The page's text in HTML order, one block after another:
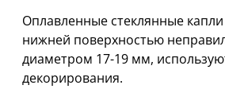
Оплавленные стеклянные
нижней поверхностью
диаметром 17-19 мм,
декорирования.